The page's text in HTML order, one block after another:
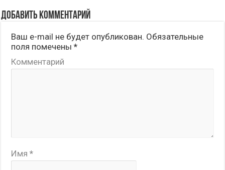
Добавить комментарий
Ваш e-mail не будет опубликован. Обязательные
поля помечены*
Комментарий
Имя*